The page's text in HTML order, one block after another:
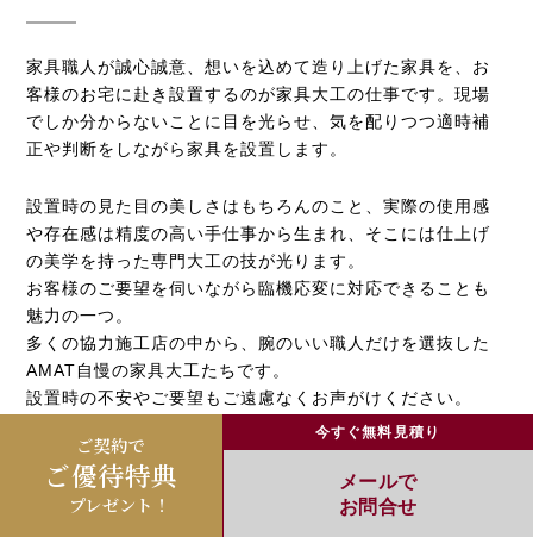
家具職人が誠心誠意、想いを込めて造り上げた家具を、お
客様のお宅に赴き設置するのが家具大工の仕事です。現場
でしか分からないことに目を光らせ、気を配りつつ適時補
正や判断をしながら家具を設置します。
設置時の見た目の美しさはもちろんのこと、実際の使用感
や存在感は精度の高い手仕事から生まれ、そこには仕上げ
の美学を持った専門大工の技が光ります。
お客様のご要望を伺いながら臨機応変に対応できることも
魅力の一つ。
多くの協力施工店の中から、腕のいい職人だけを選抜した
AMAT自慢の家具大工たちです。
設置時の不安やご要望もご遠慮なくお声がけください。
ご契約で
ご優待特典
プレゼント！
今すぐ無料見積り
メールで
お問合せ